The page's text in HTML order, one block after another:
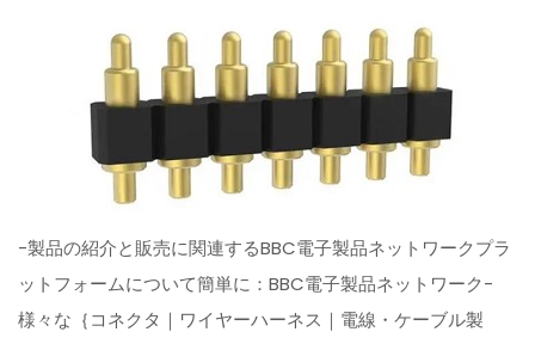
-製品の紹介と販売に関連するBBC電子製品ネットワークプラ
ットフォームについて簡単に：BBC電子製品ネットワーク-
様々な｛コネクタ｜ワイヤーハーネス｜電線・ケーブル製